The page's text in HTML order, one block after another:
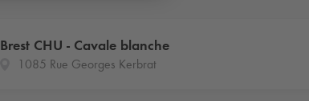
Brest CHU - Cavale blanche
1085 Rue Georges Kerbrat